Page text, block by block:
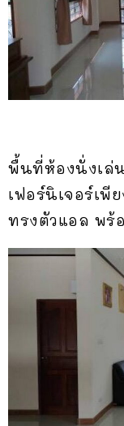
พื้นที่ห้องนั่งเล่
เฟอร์นิเจอร์เพี
ทรงตัวแอล พร้